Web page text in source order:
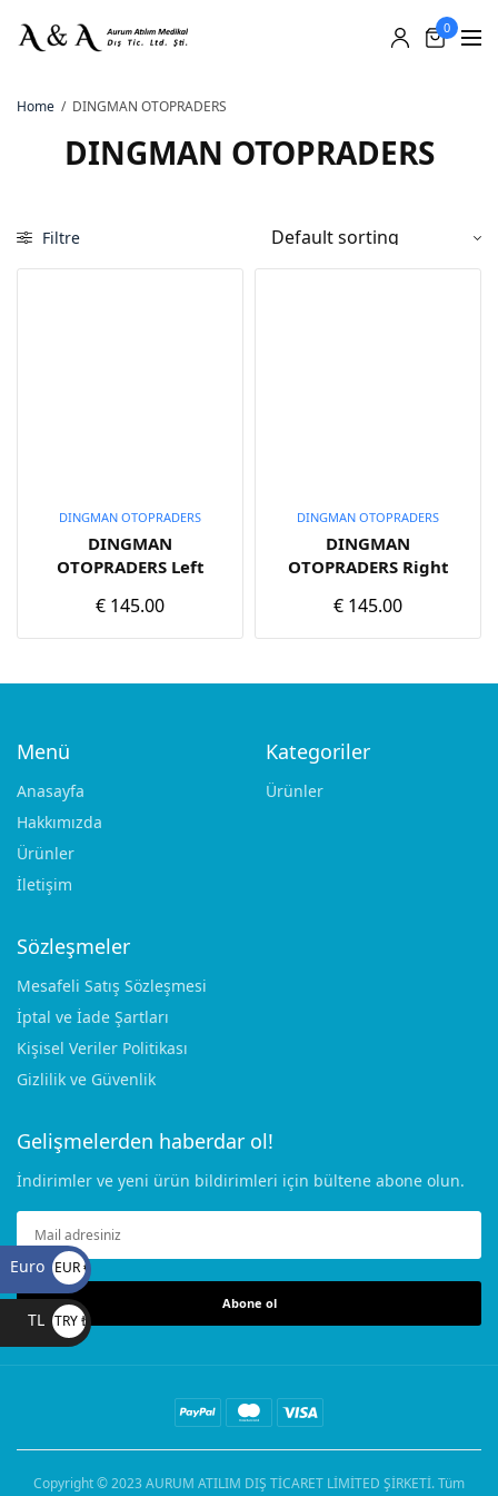
0
Home / DINGMAN OTOPRADERS
DINGMAN OTOPRADERS
Filtre
Add to cart
DINGMAN OTOPRADERS
DINGMAN
OTOPRADERS Left
€ 145.00
Add to cart
DINGMAN OTOPRADERS
DINGMAN
OTOPRADERS Right
€ 145.00
Menü
Anasayfa
Hakkımızda
Ürünler
İletişim
Kategoriler
Ürünler
Sözleşmeler
Mesafeli Satış Sözleşmesi
İptal ve İade Şartları
Kişisel Veriler Politikası
Gizlilik ve Güvenlik
Gelişmelerden haberdar ol!
İndirimler ve yeni ürün bildirimleri için bültene abone olun.
Abone ol
Copyright © 2023 AURUM ATILIM DIŞ TİCARET LİMİTED ŞİRKETİ. Tüm
Euro EUR €
TL TRY ₺